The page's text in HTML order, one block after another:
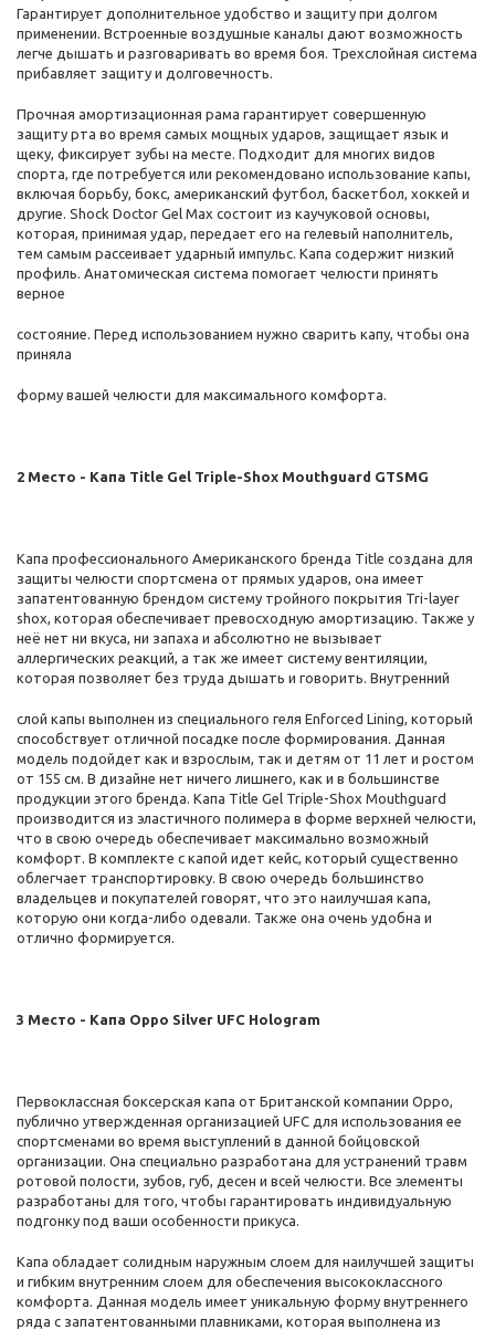
Гарантирует дополнительное удобство и защиту при долгом
применении. Встроенные воздушные каналы дают возможность
легче дышать и разговаривать во время боя. Трехслойная система
прибавляет защиту и долговечность.
Прочная амортизационная рама гарантирует совершенную
защиту рта во время самых мощных ударов, защищает язык и
щеку, фиксирует зубы на месте. Подходит для многих видов
спорта, где потребуется или рекомендовано использование капы,
включая борьбу, бокс, американский футбол, баскетбол, хоккей и
другие. Shock Doctor Gel Max состоит из каучуковой основы,
которая, принимая удар, передает его на гелевый наполнитель,
тем самым рассеивает ударный импульс. Капа содержит низкий
профиль. Анатомическая система помогает челюсти принять
верное
состояние. Перед использованием нужно сварить капу, чтобы она
приняла
форму вашей челюсти для максимального комфорта.
2 Место - Капа Title Gel Triple-Shox Mouthguard GTSMG
Капа профессионального Американского бренда Title создана для
защиты челюсти спортсмена от прямых ударов, она имеет
запатентованную брендом систему тройного покрытия Tri-layer
shox, которая обеспечивает превосходную амортизацию. Также у
неё нет ни вкуса, ни запаха и абсолютно не вызывает
аллергических реакций, а так же имеет систему вентиляции,
которая позволяет без труда дышать и говорить. Внутренний
слой капы выполнен из специального геля Enforced Lining, который
способствует отличной посадке после формирования. Данная
модель подойдет как и взрослым, так и детям от 11 лет и ростом
от 155 см. В дизайне нет ничего лишнего, как и в большинстве
продукции этого бренда. Капа Title Gel Triple-Shox Mouthguard
производится из эластичного полимера в форме верхней челюсти,
что в свою очередь обеспечивает максимально возможный
комфорт. В комплекте с капой идет кейс, который существенно
облегчает транспортировку. В свою очередь большинство
владельцев и покупателей говорят, что это наилучшая капа,
которую они когда-либо одевали. Также она очень удобна и
отлично формируется.
3 Место - Капа Oppo Silver UFC Hologram
Первоклассная боксерская капа от Британской компании Oppo,
публично утвержденная организацией UFC для использования ее
спортсменами во время выступлений в данной бойцовской
организации. Она специально разработана для устранений травм
ротовой полости, зубов, губ, десен и всей челюсти. Все элементы
разработаны для того, чтобы гарантировать индивидуальную
подгонку под ваши особенности прикуса.
Капа обладает солидным наружным слоем для наилучшей защиты
и гибким внутренним слоем для обеспечения высококлассного
комфорта. Данная модель имеет уникальную форму внутреннего
ряда с запатентованными плавниками, которая выполнена из